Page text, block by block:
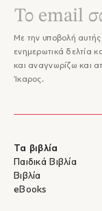
Με την υποβολή
ενημερωτικά δελτία
και αναγνωρίζω και
Ίκαρος.
Τα βιβλία
Παιδικά Βιβλία
Βιβλία
eBooks